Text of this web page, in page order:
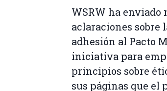
WSRW ha enviado
aclaraciones sobre
adhesión al Pacto
iniciativa para
principios sobre
sus páginas que el